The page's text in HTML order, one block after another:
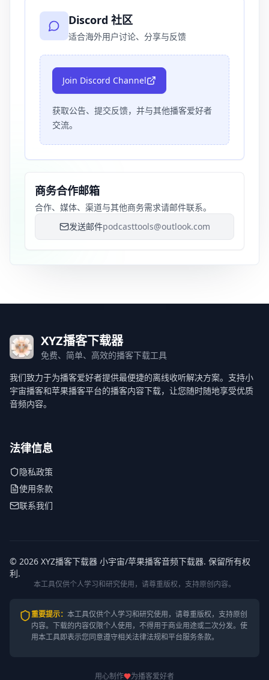
Discord 社区
适合海外用户讨论、分享与反馈
Join Discord Channel
获取公告、提交反馈，并与其他播客爱好者
交流。
商务合作邮箱
合作、媒体、渠道与其他商务需求请邮件联系。
发送邮件podcasttools@outlook.com
XYZ播客下载器
免费、简单、高效的播客下载工具
我们致力于为播客爱好者提供最便捷的离线收听解决方案。支持小
宇宙播客和苹果播客平台的播客内容下载，让您随时随地享受优质
音频内容。
法律信息
隐私政策
使用条款
联系我们
© 2026 XYZ播客下载器 小宇宙/苹果播客音频下载器. 保留所有权
利.
本工具仅供个人学习和研究使用，请尊重版权，支持原创内容。
重要提示： 本工具仅供个人学习和研究使用，请尊重版权，支持原创
内容。 下载的内容仅限个人使用，不得用于商业用途或二次分发。使
用本工具即表示您同意遵守相关法律法规和平台服务条款。
用心制作 为播客爱好者